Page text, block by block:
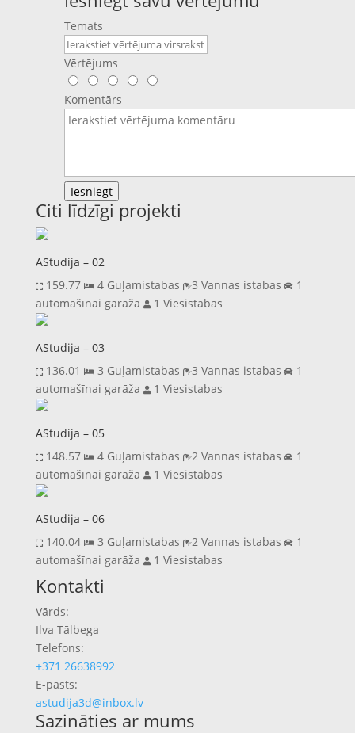
Temats
Vērtējums
Komentārs
Iesniegt
Citi līdzīgi projekti
AStudija – 02
159.77
4 Guļamistabas 3 Vannas istabas 1
automašīnai garāža
1 Viesistabas
AStudija – 03
136.01
3 Guļamistabas 3 Vannas istabas 1
automašīnai garāža
1 Viesistabas
AStudija – 05
148.57
4 Guļamistabas 2 Vannas istabas 1
automašīnai garāža
1 Viesistabas
AStudija – 06
140.04
3 Guļamistabas 2 Vannas istabas 1
automašīnai garāža
1 Viesistabas
Previous
Next
Kontakti
Vārds:
Ilva Tālbega
Telefons:
+371 26638992
E-pasts:
astudija3d@inbox.lv
Sazināties ar mums